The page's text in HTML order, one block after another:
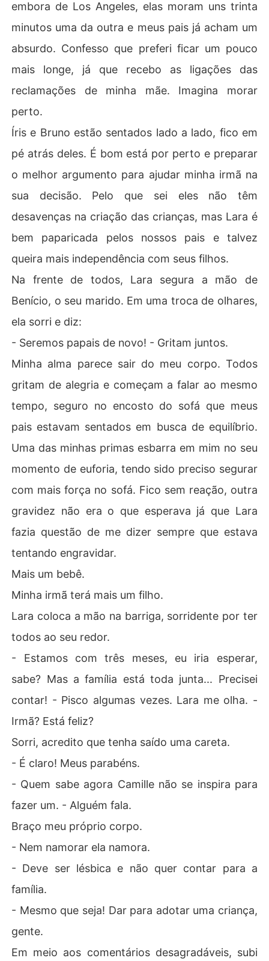
embora de Los Angeles, elas moram uns trinta
minutos uma da outra e meus pais já acham um
absurdo. Confesso que preferi ficar um pouco
mais longe, já que recebo as ligações das
reclamações de minha mãe. Imagina morar
perto.
Íris e Bruno estão sentados lado a lado, fico em
pé atrás deles. É bom está por perto e preparar
o melhor argumento para ajudar minha irmã na
sua decisão. Pelo que sei eles não têm
desavenças na criação das crianças, mas Lara é
bem paparicada pelos nossos pais e talvez
queira mais independência com seus filhos.
Na frente de todos, Lara segura a mão de
Benício, o seu marido. Em uma troca de olhares,
ela sorri e diz:
- Seremos papais de novo! - Gritam juntos.
Minha alma parece sair do meu corpo. Todos
gritam de alegria e começam a falar ao mesmo
tempo, seguro no encosto do sofá que meus
pais estavam sentados em busca de equilíbrio.
Uma das minhas primas esbarra em mim no seu
momento de euforia, tendo sido preciso segurar
com mais força no sofá. Fico sem reação, outra
gravidez não era o que esperava já que Lara
fazia questão de me dizer sempre que estava
tentando engravidar.
Mais um bebê.
Minha irmã terá mais um filho.
Lara coloca a mão na barriga, sorridente por ter
todos ao seu redor.
- Estamos com três meses, eu iria esperar,
sabe? Mas a família está toda junta... Precisei
contar! - Pisco algumas vezes. Lara me olha. -
Irmã? Está feliz?
Sorri, acredito que tenha saído uma careta.
- É claro! Meus parabéns.
- Quem sabe agora Camille não se inspira para
fazer um. - Alguém fala.
Braço meu próprio corpo.
- Nem namorar ela namora.
- Deve ser lésbica e não quer contar para a
família.
- Mesmo que seja! Dar para adotar uma criança,
gente.
Em meio aos comentários desagradáveis, subi